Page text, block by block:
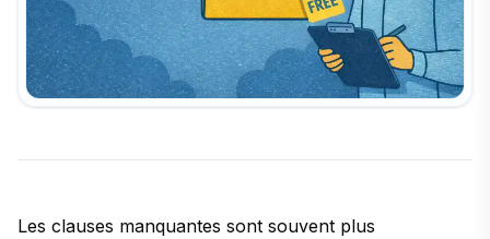
Les clauses manquantes sont souvent plus